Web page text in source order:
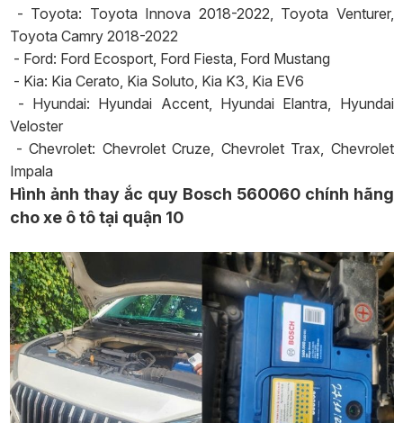
- Toyota: Toyota Innova 2018-2022, Toyota Venturer,
Toyota Camry 2018-2022
- Ford: Ford Ecosport, Ford Fiesta, Ford Mustang
- Kia: Kia Cerato, Kia Soluto, Kia K3, Kia EV6
- Hyundai: Hyundai Accent, Hyundai Elantra, Hyundai
Veloster
- Chevrolet: Chevrolet Cruze, Chevrolet Trax, Chevrolet
Impala
Hình ảnh thay ắc quy Bosch 560060 chính hãng
cho xe ô tô tại quận 10